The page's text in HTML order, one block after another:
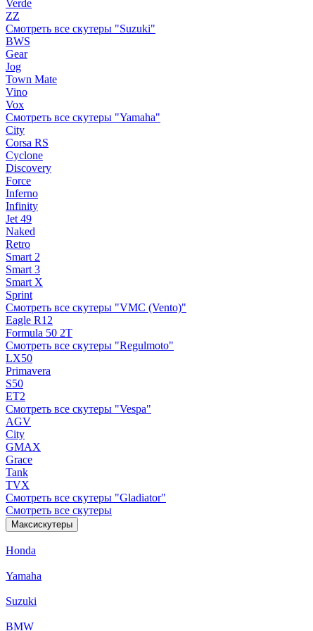
Verde
ZZ
Смотреть все скутеры "Suzuki"
BWS
Gear
Jog
Town Mate
Vino
Vox
Смотреть все скутеры "Yamaha"
City
Corsa RS
Cyclone
Discovery
Force
Inferno
Infinity
Jet 49
Naked
Retro
Smart 2
Smart 3
Smart X
Sprint
Смотреть все скутеры "VMC (Vento)"
Eagle R12
Formula 50 2Т
Смотреть все скутеры "Regulmoto"
LX50
Primavera
S50
ET2
Смотреть все скутеры "Vespa"
AGV
City
GMAX
Grace
Tank
TVX
Смотреть все скутеры "Gladiator"
Смотреть все скутеры
Максискутеры
Honda
Yamaha
Suzuki
BMW